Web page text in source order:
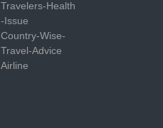
Travelers-Health
-Issue
Country-Wise-
Travel-Advice
Airline